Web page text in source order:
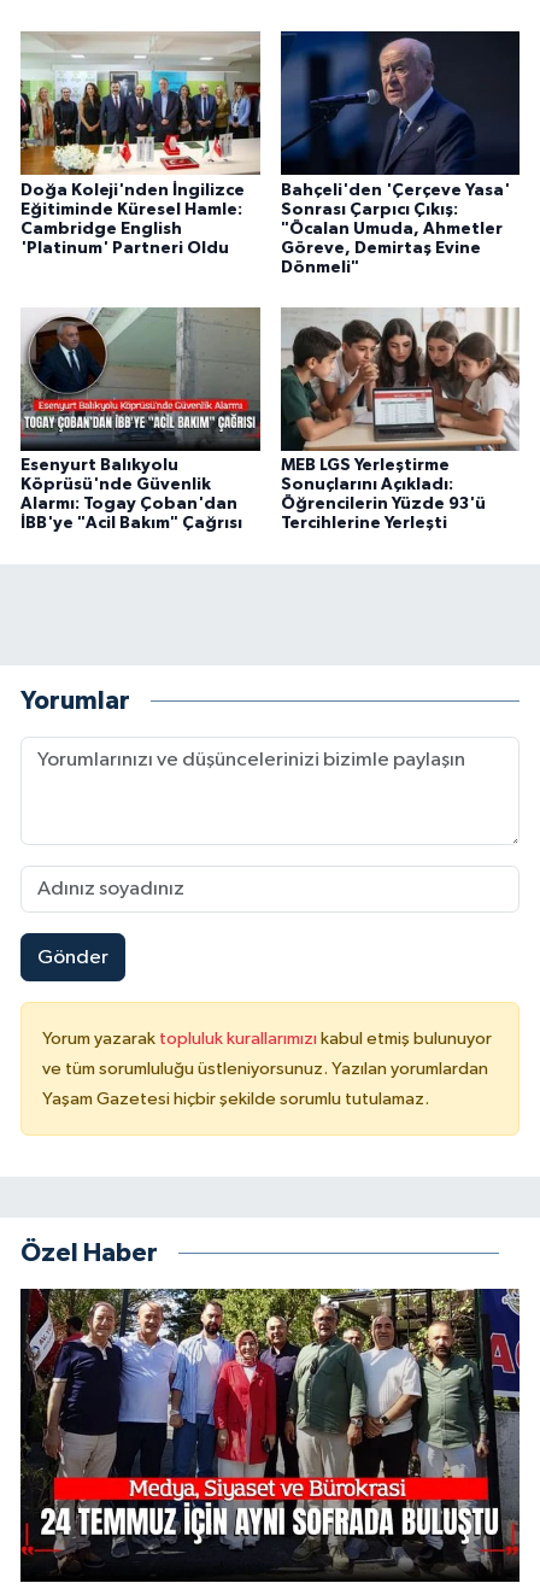
Doğa Koleji'nden İngilizce
Eğitiminde Küresel Hamle:
Cambridge English
'Platinum' Partneri Oldu
Bahçeli'den 'Çerçeve Yasa'
Sonrası Çarpıcı Çıkış:
"Öcalan Umuda, Ahmetler
Göreve, Demirtaş Evine
Dönmeli"
Esenyurt Balıkyolu
Köprüsü'nde Güvenlik
Alarmı: Togay Çoban'dan
İBB'ye "Acil Bakım" Çağrısı
MEB LGS Yerleştirme
Sonuçlarını Açıkladı:
Öğrencilerin Yüzde 93'ü
Tercihlerine Yerleşti
Yorumlar
Gönder
Yorum yazarak topluluk kurallarımızı kabul etmiş bulunuyor
ve tüm sorumluluğu üstleniyorsunuz. Yazılan yorumlardan
Yaşam Gazetesi hiçbir şekilde sorumlu tutulamaz.
Özel Haber